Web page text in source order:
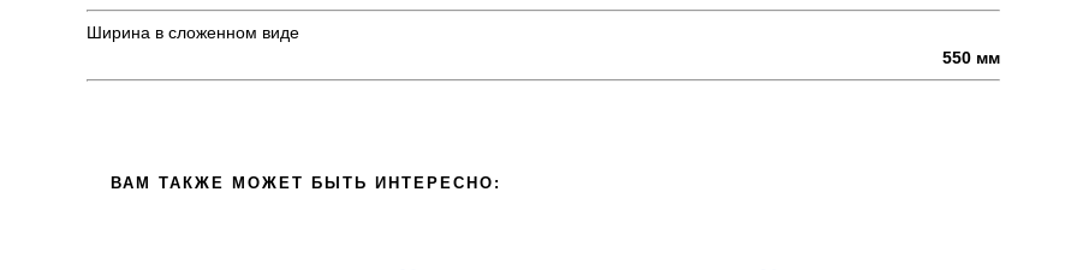
Ширина в сложенном виде
550 мм
ВАМ ТАКЖЕ МОЖЕТ БЫТЬ ИНТЕРЕСНО: